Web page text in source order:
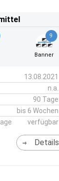
9
Banner
13.08.2021
n.a.
90 Tage
bis 6 Wochen
verfügbar
Details